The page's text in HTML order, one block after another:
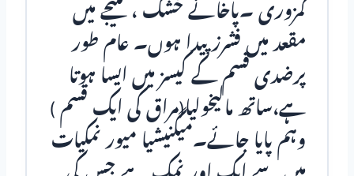
کمزوری ۔پاخانے خشک ، نتیجے میں
مقعد میں فشرز پیدا ہوں۔ عام طور
پرضدی قسم کے کیسز میں ایسا ہوتا
ہے،ساتھ مالیخولیا(مراق کی ایک قسم )
وہم پایا جائے۔میگنیشیا میور نمکیات